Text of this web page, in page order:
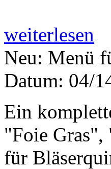
weiterlesen
Neu: Menü
Datum: 04/
Ein
"Foie Gras",
für